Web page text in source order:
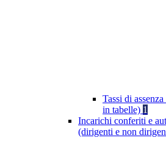
Tassi di
in tabelle) 1
Incarichi conferiti e
(dirigenti e non